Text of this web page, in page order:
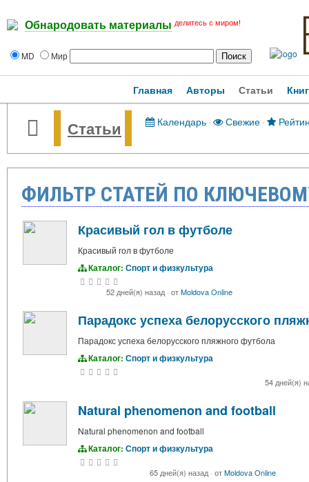
Обнародовать материалы делитесь с миром!
MD Мир
Главная Авторы Статьи
Статьи Календарь· Свежие·
ФИЛЬТР СТАТЕЙ ПО
Красивый гол в футболе
Красивый гол в футболе
Каталог: Спорт и физкультура
52 дней(я) назад · отMoldova Online
Парадокс успеха белорусского
Парадокс успеха белорусского пляжного футбола
Каталог: Спорт и физкультура
54 дней(я)
Natural phenomenon and football
Natural phenomenon and football
Каталог: Спорт и физкультура
65 дней(я) назад · отMoldova Online